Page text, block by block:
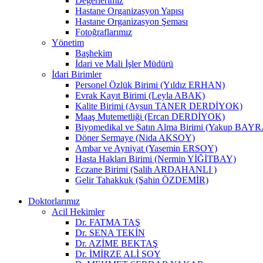
Hastane Organizasyon Yapısı
Hastane Organizasyon Şeması
Fotoğraflarımız
Yönetim
Başhekim
İdari ve Mali İşler Müdürü
İdari Birimler
Personel Özlük Birimi (Yıldız ERHAN)
Evrak Kayıt Birimi (Leyla ABAK)
Kalite Birimi (Aysun TANER DERDİYOK)
Maaş Mutemetliği (Ercan DERDİYOK)
Biyomedikal ve Satın Alma Birimi (Yakup
Döner Sermaye (Nida AKSOY)
Ambar ve Ayniyat (Yasemin ERSOY)
Hasta Hakları Birimi (Nermin YİĞİTBAY)
Eczane Birimi (Salih ARDAHANLI )
Gelir Tahakkuk (Şahin ÖZDEMİR)
Doktorlarımız
Acil Hekimler
Dr. FATMA TAŞ
Dr. SENA TEKİN
Dr. AZİME BEKTAŞ
Dr. İMİRZE ALİ SOY